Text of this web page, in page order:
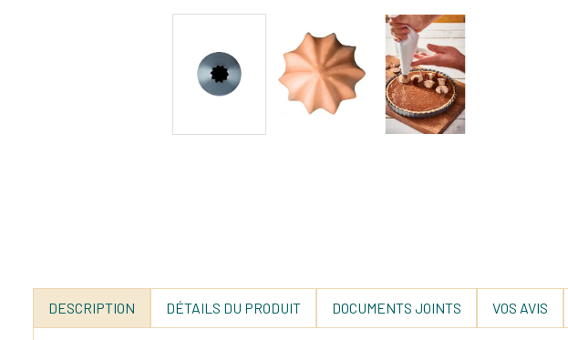
DESCRIPTION DÉTAILS DU PRODUIT DOCUMENTS JOINTS VOS AVIS